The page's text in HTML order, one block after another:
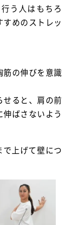
う人はもちろ
めのストレッ
筋の伸びを意識
せると、肩の前
ばさないよう
上げて壁につ